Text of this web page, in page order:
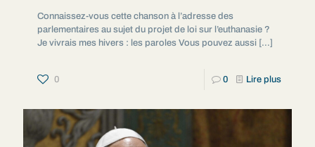
Connaissez-vous cette chanson à l’adresse des
parlementaires au sujet du projet de loi sur l’euthanasie ?
Je vivrais mes hivers : les paroles Vous pouvez aussi […]
0 0 Lire plus